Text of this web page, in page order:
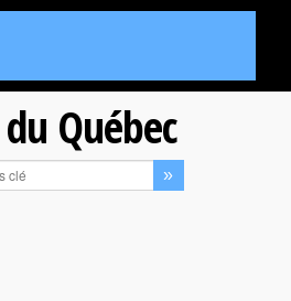
Québec